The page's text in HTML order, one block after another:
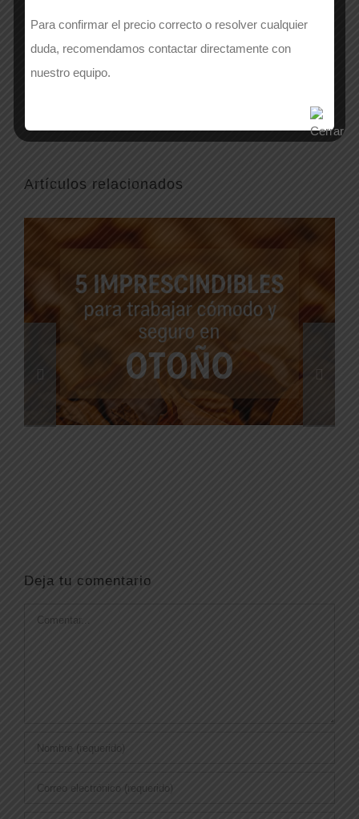
Comparte
electrónico
Artículos relacionados
Deja tu comentario
Comentar
Para confirmar el precio correcto o resolver cualquier
duda, recomendamos contactar directamente con
nuestro equipo.